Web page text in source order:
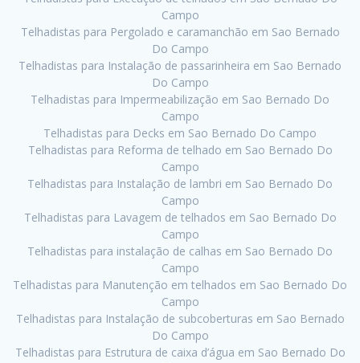
Campo
Telhadistas para Pergolado e caramanchão em Sao Bernado
Do Campo
Telhadistas para Instalação de passarinheira em Sao Bernado
Do Campo
Telhadistas para Impermeabilização em Sao Bernado Do
Campo
Telhadistas para Decks em Sao Bernado Do Campo
Telhadistas para Reforma de telhado em Sao Bernado Do
Campo
Telhadistas para Instalação de lambri em Sao Bernado Do
Campo
Telhadistas para Lavagem de telhados em Sao Bernado Do
Campo
Telhadistas para instalação de calhas em Sao Bernado Do
Campo
Telhadistas para Manutenção em telhados em Sao Bernado Do
Campo
Telhadistas para Instalação de subcoberturas em Sao Bernado
Do Campo
Telhadistas para Estrutura de caixa d’água em Sao Bernado Do